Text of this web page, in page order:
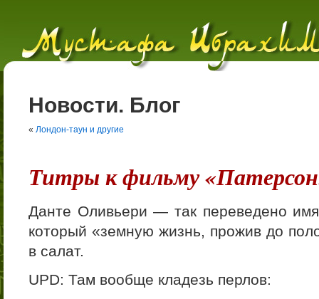
Новости. Блог
« Лондон-таун и другие
Титры к фильму
Данте Оливьери — так переведено
который «земную жизнь, прожив до
в салат.
UPD: Там вообще кладезь перлов: